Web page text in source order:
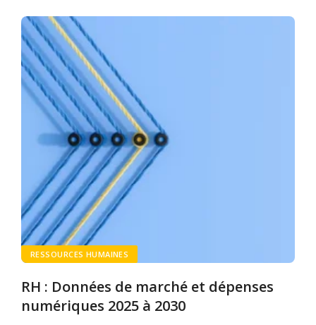
RESSOURCES HUMAINES
RH : Données de marché et dépenses
numériques 2025 à 2030